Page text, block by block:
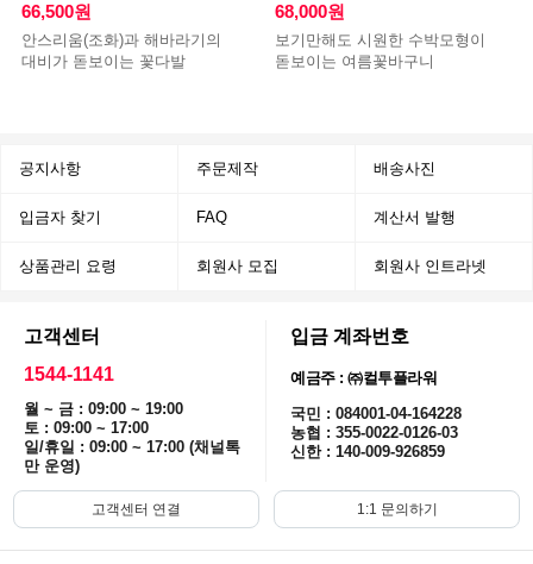
66,500원
안스리움(조화)과 해바라기의
대비가 돋보이는 꽃다발
68,000원
보기만해도 시원한 수박모형이
돋보이는 여름꽃바구니
공지사항 주문제작 배송사진
입금자 찾기 FAQ 계산서 발행
상품관리 요령 회원사 모집 회원사 인트라넷
고객센터
1544-1141
월 ~ 금 : 09:00 ~ 19:00
토 : 09:00 ~ 17:00
일/휴일 : 09:00 ~ 17:00 (채널톡
만 운영)
입금 계좌번호
예금주 : ㈜컬투플라워
국민 : 084001-04-164228
농협 : 355-0022-0126-03
신한 : 140-009-926859
고객센터 연결 1:1 문의하기